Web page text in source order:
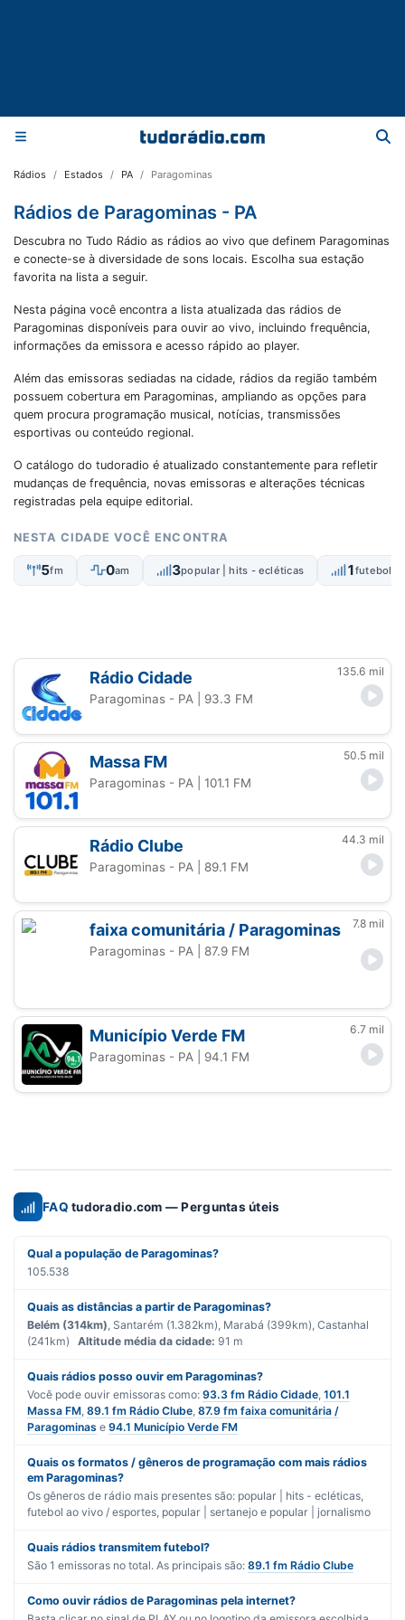
Rádios Estados PA Paragominas
Rádios de Paragominas - PA
Descubra no Tudo Rádio as rádios ao vivo que definem Paragominas
e conecte-se à diversidade de sons locais. Escolha sua estação
favorita na lista a seguir.
Nesta página você encontra a lista atualizada das rádios de
Paragominas disponíveis para ouvir ao vivo, incluindo frequência,
informações da emissora e acesso rápido ao player.
Além das emissoras sediadas na cidade, rádios da região também
possuem cobertura em Paragominas, ampliando as opções para
quem procura programação musical, notícias, transmissões
esportivas ou conteúdo regional.
O catálogo do tudoradio é atualizado constantemente para refletir
mudanças de frequência, novas emissoras e alterações técnicas
registradas pela equipe editorial.
NESTA CIDADE VOCÊ ENCONTRA
5fm 0am 3popular | hits - ecléticas 1futebol
Rádio Cidade 135.6 mil
Paragominas - PA | 93.3 FM
Massa FM 50.5 mil
Paragominas - PA | 101.1 FM
Rádio Clube 44.3 mil
Paragominas - PA | 89.1 FM
faixa comunitária / Paragominas 7.8 mil
Paragominas - PA | 87.9 FM
Município Verde FM 6.7 mil
Paragominas - PA | 94.1 FM
FAQ tudoradio.com — Perguntas úteis
Qual a população de Paragominas?
105.538
Quais as distâncias a partir de Paragominas?
Belém (314km), Santarém (1.382km), Marabá (399km), Castanhal
(241km) Altitude média da cidade: 91 m
Quais rádios posso ouvir em Paragominas?
Você pode ouvir emissoras como: 93.3 fm Rádio Cidade, 101.1
Massa FM, 89.1 fm Rádio Clube, 87.9 fm faixa comunitária /
Paragominas e 94.1 Município Verde FM
Quais os formatos / gêneros de programação com mais rádios
em Paragominas?
Os gêneros de rádio mais presentes são: popular | hits - ecléticas,
futebol ao vivo / esportes, popular | sertanejo e popular | jornalismo
Quais rádios transmitem futebol?
São 1 emissoras no total. As principais são: 89.1 fm Rádio Clube
Como ouvir rádios de Paragominas pela internet?